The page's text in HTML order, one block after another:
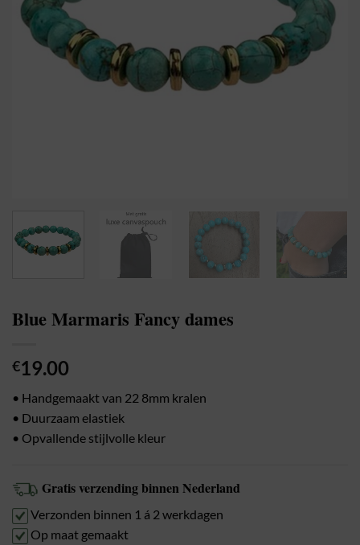
Blue Marmaris Fancy dames
€19.00
• Handgemaakt van 22 8mm kralen
• Duurzaam elastiek
• Opvallende stijlvolle kleur
Gratis verzending binnen Nederland
Verzonden binnen 1 á 2 werkdagen
Op maat gemaakt